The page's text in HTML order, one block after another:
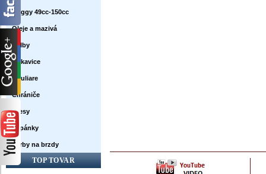
Buggy 49cc-150cc
Oleje a mazivá
Prilby
Rukavice
Okuliare
Chrániče
Dresy
Topánky
Farby na brzdy
TOP TOVAR